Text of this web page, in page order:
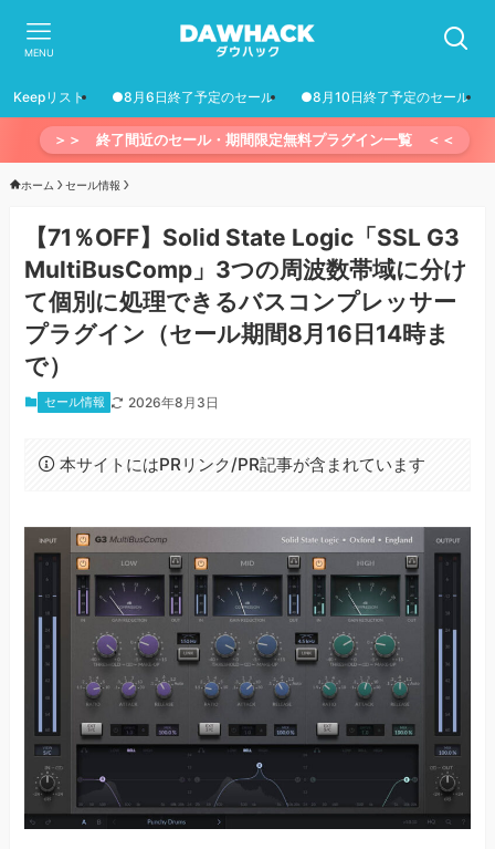
MENU
Keepリスト ●8月6日終了予定のセール ●8月10日終了予定のセール
＞＞ 終了間近のセール・期間限定無料プラグイン一覧 ＜＜
ホーム セール情報
【71％OFF】Solid State Logic「SSL G3
MultiBusComp」3つの周波数帯域に分け
て個別に処理できるバスコンプレッサー
プラグイン（セール期間8月16日14時ま
で）
セール情報 2026年8月3日
本サイトにはPRリンク/PR記事が含まれています